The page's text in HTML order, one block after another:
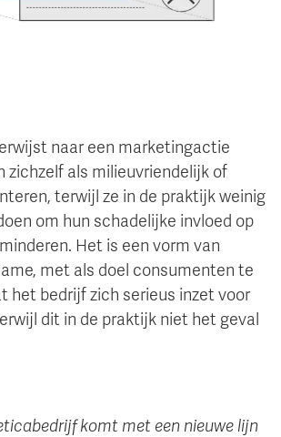
naar een marketingactie
zichzelf als milieuvriendelijk of
terwijl ze in de praktijk weinig
om hun schadelijke invloed op
Het is een vorm van
met als doel consumenten te
het bedrijf zich serieus inzet voor
dit in de praktijk niet het geval
komt met een nieuwe lijn